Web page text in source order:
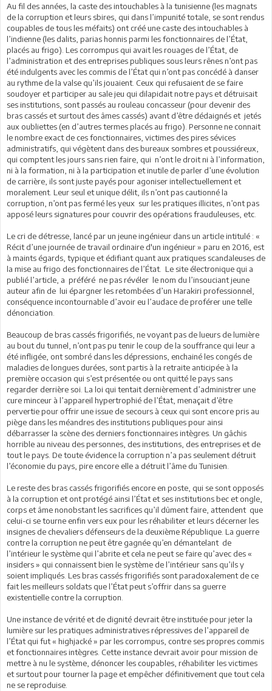
Au fil des années, la caste des intouchables à la tunisienne (les magnats
de la corruption et leurs sbires, qui dans l’impunité totale, se sont rendus
coupables de tous les méfaits) ont créé une caste des intouchables à
l’indienne (les dalits, parias honnis parmi les fonctionnaires de l’État,
placés au frigo). Les corrompus qui avait les rouages de l’État, de
l’administration et des entreprises publiques sous leurs rênes n’ont pas
été indulgents avec les commis de l’État qui n’ont pas concédé à danser
au rythme de la valse qu’ils jouaient. Ceux qui refusaient de se faire
soudoyer et participer au sale jeu qui dilapidait notre pays et détruisait
ses institutions, sont passés au rouleau concasseur (pour devenir des
bras cassés et surtout des âmes cassés) avant d’être dédaignés et jetés
aux oubliettes (en d’autres termes placés au frigo). Personne ne connait
le nombre exact de ces fonctionnaires, victimes des pires sévices
administratifs, qui végètent dans des bureaux sombres et poussiéreux,
qui comptent les jours sans rien faire, qui n’ont le droit ni à l’information,
ni à la formation, ni à la participation et inutile de parler d’une évolution
de carrière, ils sont juste payés pour agoniser intellectuellement et
moralement. Leur seul et unique délit, ils n’ont pas cautionné la
corruption, n’ont pas fermé les yeux sur les pratiques illicites, n’ont pas
apposé leurs signatures pour couvrir des opérations frauduleuses, etc.
Le cri de détresse, lancé par un jeune ingénieur dans un article intitulé : «
Récit d’une journée de travail ordinaire d'un ingénieur » paru en 2016, est
à maints égards, typique et édifiant quant aux pratiques scandaleuses de
la mise au frigo des fonctionnaires de l’État. Le site électronique qui a
publié l’article, a préféré ne pas révéler le nom du l’insouciant jeune
auteur afin de lui épargner les retombées d’un Harakiri professionnel,
conséquence incontournable d’avoir eu l’audace de proférer une telle
dénonciation.
Beaucoup de bras cassés frigorifiés, ne voyant pas de lueurs de lumière
au bout du tunnel, n’ont pas pu tenir le coup de la souffrance qui leur a
été infligée, ont sombré dans les dépressions, enchainé les congés de
maladies de longues durées, sont partis à la retraite anticipée à la
première occasion qui s’est présentée ou ont quitté le pays sans
regarder derrière soi. La loi qui tentait dernièrement d’administrer une
cure minceur à l’appareil hypertrophié de l’État, menaçait d’être
pervertie pour offrir une issue de secours à ceux qui sont encore pris au
piège dans les méandres des institutions publiques pour ainsi
débarrasser la scène des derniers fonctionnaires intègres. Un gâchis
horrible au niveau des personnes, des institutions, des entreprises et de
tout le pays. De toute évidence la corruption n’a pas seulement détruit
l’économie du pays, pire encore elle a détruit l’âme du Tunisien.
Le reste des bras cassés frigorifiés encore en poste, qui se sont opposés
à la corruption et ont protégé ainsi l’État et ses institutions bec et ongle,
corps et âme nonobstant les sacrifices qu’il dûment faire, attendent que
celui-ci se tourne enfin vers eux pour les réhabiliter et leurs décerner les
insignes de chevaliers défenseurs de la deuxième République. La guerre
contre la corruption ne peut être gagnée qu’en démantelant de
l’intérieur le système qui l’abrite et cela ne peut se faire qu’avec des «
insiders » qui connaissent bien le système de l’intérieur sans qu’ils y
soient impliqués. Les bras cassés frigorifiés sont paradoxalement de ce
fait les meilleurs soldats que l’État peut s’offrir dans sa guerre
existentielle contre la corruption.
Une instance de vérité et de dignité devrait être instituée pour jeter la
lumière sur les pratiques administratives répressives de l’appareil de
l’État qui fut « highjacké » par les corrompus, contre ses propres commis
et fonctionnaires intègres. Cette instance devrait avoir pour mission de
mettre à nu le système, dénoncer les coupables, réhabiliter les victimes
et surtout pour tourner la page et empêcher définitivement que tout cela
ne se reproduise.